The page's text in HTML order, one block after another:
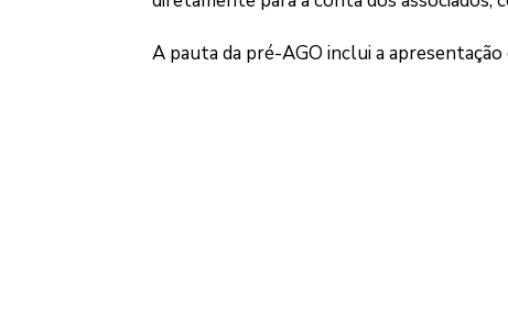
A pauta da pré-AGO inclui a